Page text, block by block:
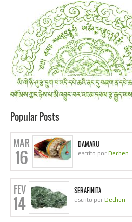
Popular Posts
MAR
16
DAMARU
escrito por Dechen
FEV
14
SERAFINITA
escrito por Dechen